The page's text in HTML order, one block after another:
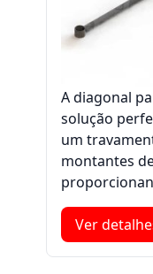
A diagonal
solução
um
montantes
Ver